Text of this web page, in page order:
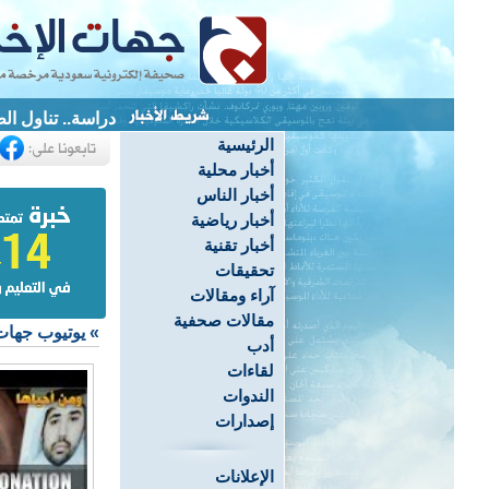
دراسة.. تناول
الرئيسية
أخبار محلية
أخبار الناس
أخبار رياضية
أخبار تقنية
تحقيقات
آراء ومقالات
مقالات صحفية
أدب
لقاءات
الندوات
إصدارات
الإعلانات
» يوتيوب